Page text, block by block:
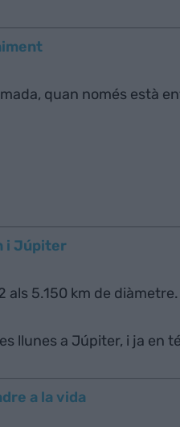
quan només està
i Júpiter
als 5.150 km de diàmetre.
llunes a Júpiter, i ja en
a la vida